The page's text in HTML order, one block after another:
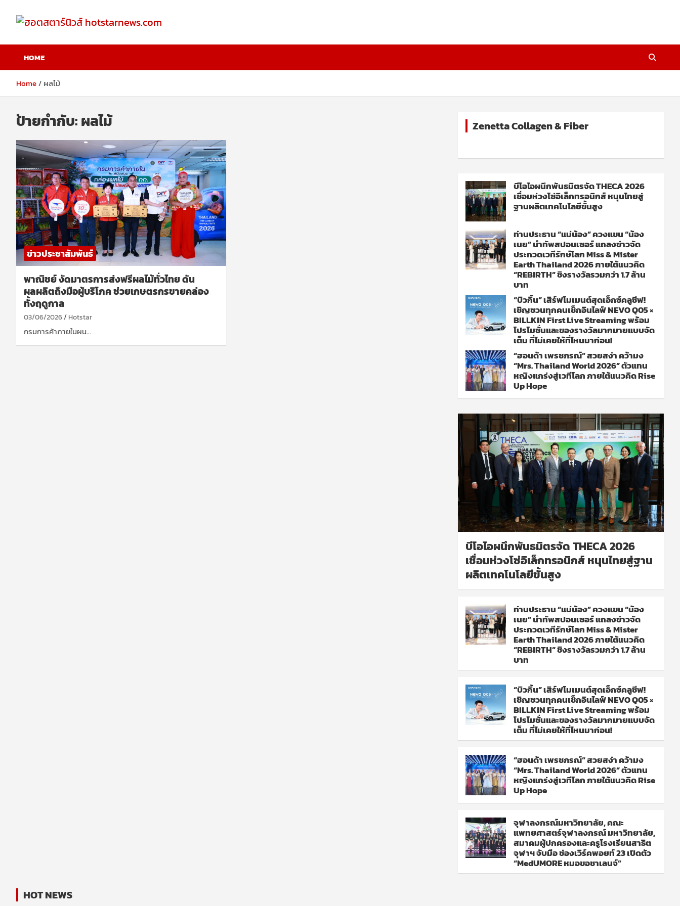
content
ฮอตสตาร์นิวส์
hotstarnews.com
HOME
Home ผลไม้
ป้ายกำกับ:ผลไม้
ข่าวประชาสัมพันธ์
พาณิชย์ งัดมาตรการส่งฟรีผลไม้ทั่วไทย ดัน
ผลผลิตถึงมือผู้บริโภค ช่วยเกษตรกรขายคล่อง
ทั้งฤดูกาล
03/06/2026 Hotstar
กรมการค้าภายในผน…
Zenetta Collagen & Fiber
บีโอไอผนึกพันธมิตรจัด THECA 2026
เชื่อมห่วงโซ่อิเล็กทรอนิกส์ หนุนไทยสู่
ฐานผลิตเทคโนโลยีขั้นสูง
ท่านประธาน “แม่น้อง” ควงแขน “น้อง
เนย” นำทัพสปอนเซอร์ แถลงข่าวจัด
ประกวดเวทีรักษ์โลก Miss & Mister
Earth Thailand 2026 ภายใต้แนวคิด
“REBIRTH” ชิงรางวัลรวมกว่า 1.7 ล้าน
บาท
“บิวกิ้น” เสิร์ฟโมเมนต์สุดเอ็กซ์คลูซีฟ!
เชิญชวนทุกคนเช็กอินไลฟ์ NEVO Q05 ×
BILLKIN First Live Streaming พร้อม
โปรโมชั่นและของรางวัลมากมายแบบจัด
เต็ม ที่ไม่เคยให้ที่ไหนมาก่อน!
“ฮอนด้า เพรชภรณ์” สวยสง่า คว้ามง
“Mrs. Thailand World 2026” ตัวแทน
หญิงแกร่งสู่เวทีโลก ภายใต้แนวคิด Rise
Up Hope
บีโอไอผนึกพันธมิตรจัด THECA 2026
เชื่อมห่วงโซ่อิเล็กทรอนิกส์ หนุนไทยสู่ฐาน
ผลิตเทคโนโลยีขั้นสูง
ท่านประธาน “แม่น้อง” ควงแขน “น้อง
เนย” นำทัพสปอนเซอร์ แถลงข่าวจัด
ประกวดเวทีรักษ์โลก Miss & Mister
Earth Thailand 2026 ภายใต้แนวคิด
“REBIRTH” ชิงรางวัลรวมกว่า 1.7 ล้าน
บาท
“บิวกิ้น” เสิร์ฟโมเมนต์สุดเอ็กซ์คลูซีฟ!
เชิญชวนทุกคนเช็กอินไลฟ์ NEVO Q05 ×
BILLKIN First Live Streaming พร้อม
โปรโมชั่นและของรางวัลมากมายแบบจัด
เต็ม ที่ไม่เคยให้ที่ไหนมาก่อน!
“ฮอนด้า เพรชภรณ์” สวยสง่า คว้ามง
“Mrs. Thailand World 2026” ตัวแทน
หญิงแกร่งสู่เวทีโลก ภายใต้แนวคิด Rise
Up Hope
จุฬาลงกรณ์มหาวิทยาลัย, คณะ
แพทยศาสตร์จุฬาลงกรณ์ มหาวิทยาลัย,
สมาคมผู้ปกครองและครูโรงเรียนสาธิต
จุฬาฯ จับมือ ช่องเวิร์คพอยท์ 23 เปิดตัว
“MedUMORE หมอขอชาเลนจ์”
HOT NEWS